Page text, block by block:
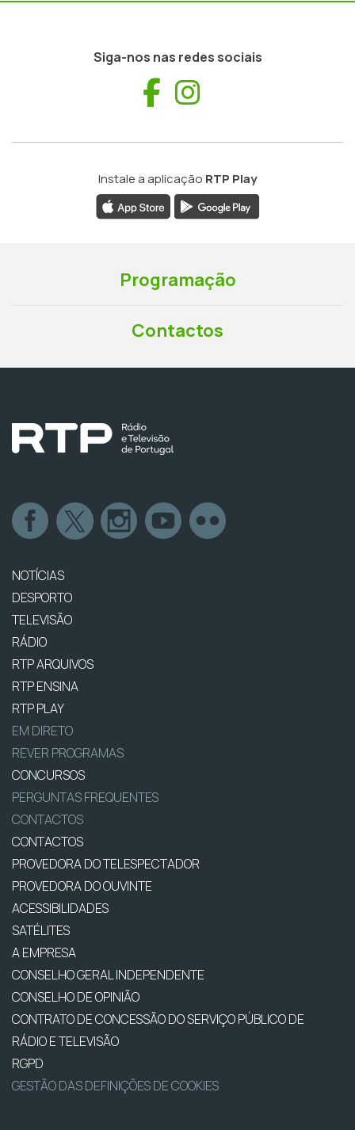
Siga-nos nas redes sociais
Facebook
Instale a aplicação RTP Play
Programação
Contactos
NOTÍCIAS
DESPORTO
TELEVISÃO
RÁDIO
RTP ARQUIVOS
RTP ENSINA
RTP PLAY
EM DIRETO
REVER PROGRAMAS
CONCURSOS
PERGUNTAS FREQUENTES
CONTACTOS
CONTACTOS
PROVEDORA DO TELESPECTADOR
PROVEDORA DO OUVINTE
ACESSIBILIDADES
SATÉLITES
A EMPRESA
CONSELHO GERAL INDEPENDENTE
CONSELHO DE OPINIÃO
CONTRATO DE CONCESSÃO DO SERVIÇO PÚBLICO DE
RÁDIO E TELEVISÃO
RGPD
GESTÃO DAS DEFINIÇÕES DE COOKIES